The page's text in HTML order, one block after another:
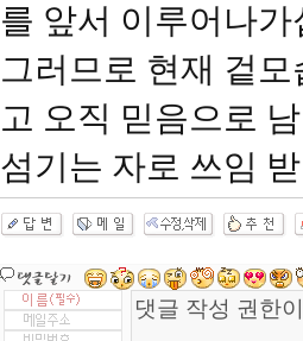
를 앞서 이루어나
그러므로 현재 겉
고 오직 믿음으로
섬기는 자로 쓰임